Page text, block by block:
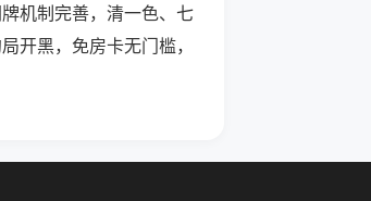
机制完善，清一色、七
开黑，免房卡无门槛，